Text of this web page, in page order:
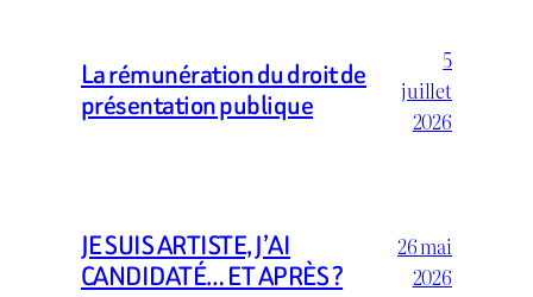
La rémunération du droit de
présentation publique
5
juillet
2026
JE SUIS ARTISTE, J’AI
CANDIDATÉ… ET APRÈS ?
26 mai
2026